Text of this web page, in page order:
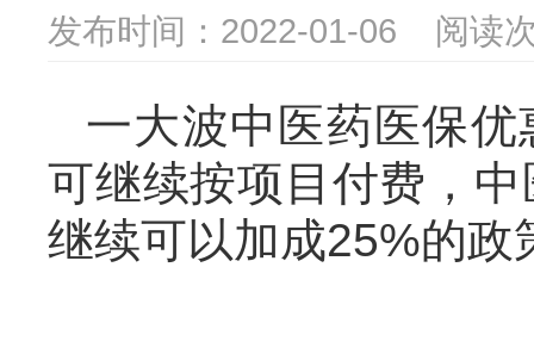
发布时间：2022-01-06 阅读
一大波中医药医保
可继续按项目付费，
继续可以加成25%的政